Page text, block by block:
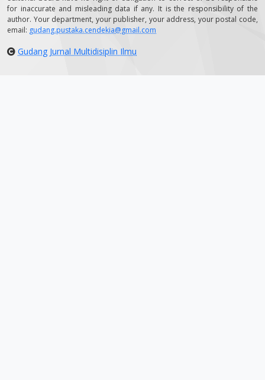
for inaccurate and misleading data if any. It is the responsibility of the
author. Your department, your publisher, your address, your postal code,
email: gudang.pustaka.cendekia@gmail.com
Gudang Jurnal Multidisiplin Ilmu